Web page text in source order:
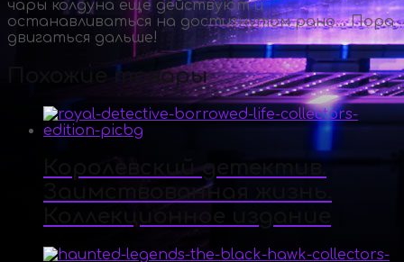
чары колдуна еще действуют и
останавливаться на достигнутом рано… Пора
двигаться дальше!
Похожие товары
Королевский детектив.
Заимствованная жизнь.